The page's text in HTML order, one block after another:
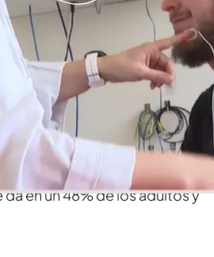
Sueño , el día que nos
Según informa en el vídeo
recoge que más de12
con la sensación de
da en un 48% de los adultos y